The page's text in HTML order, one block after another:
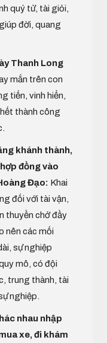
quý tử, tài giỏi,
đời, quang
Thanh Long
mắn trên con
tiến, vinh hiển,
thành công
khánh thành,
đồng vào
Đạo: Khai
đối với tài vận,
thuyền chở đầy
nên các mối
sự nghiệp
mô, có đội
trung thành, tài
nghiệp.
nhau nhập
xe, đi khám